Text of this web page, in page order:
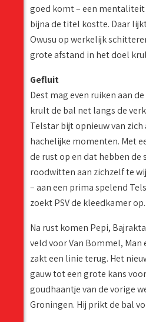
goed komt – een mentaliteit
bijna de titel kostte. Daar
Owusu op werkelijk
grote afstand in het doel
Gefluit
Dest mag even ruiken aan
krult de bal net langs de
Telstar bijt opnieuw van
hachelijke momenten. Met
de rust op en dat hebben
roodwitten aan zichzelf te
– aan een prima spelend
zoekt PSV de kleedkamer op.
Na rust komen Pepi,
veld voor Van Bommel, Man
zakt een linie terug. Het
gauw tot een grote kans
goudhaantje van de vorige
Groningen. Hij prikt de bal